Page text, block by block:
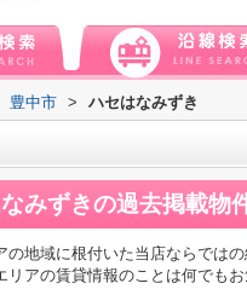
豊中市 > ハセはなみずき
みずきの過去掲載物
の地域に根付いた当店ならでは
リアの賃貸情報のことは何でも